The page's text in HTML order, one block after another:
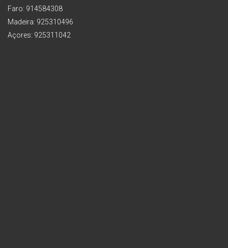
Faro: 914584308
Madeira: 925310496
Açores: 925311042